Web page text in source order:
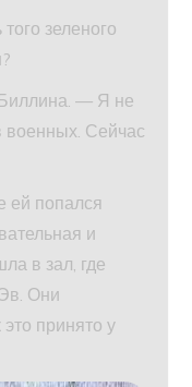
зеленого
— Я не
военных. Сейчас
ей попался
и
в зал, где
Они
это принято у